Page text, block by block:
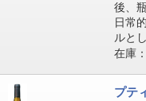
後、
日常
ルと
在庫：
プテ